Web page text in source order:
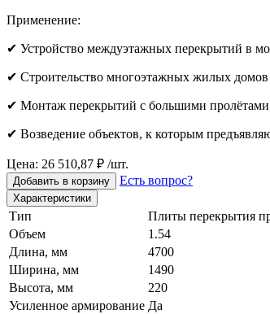
Применение:
✔ Устройство междуэтажных перекрытий в
✔ Строительство многоэтажных жилых домов
✔ Монтаж перекрытий с большими
✔ Возведение объектов, к которым
Цена: 26 510,87 ₽ /шт.
Добавить в корзину Есть вопрос?
Характеристики
Тип
Плиты перекрытия
Объем
1.54
Длина, мм
4700
Ширина, мм
1490
Высота, мм
220
Усиленное армирование Да